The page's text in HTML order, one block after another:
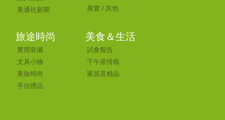
美通社新聞
展覽 /其他
旅途時尚
實用裝備
文具小物
美妝時尚
手信禮品
美食＆生活
試食報告
下午茶情報
家居及精品